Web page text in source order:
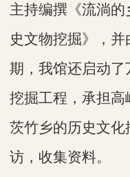
主持编撰《流淌
史文物挖掘》，
期，我馆还启动
挖掘工程，承担
茨竹乡的历史文
访，收集资料。